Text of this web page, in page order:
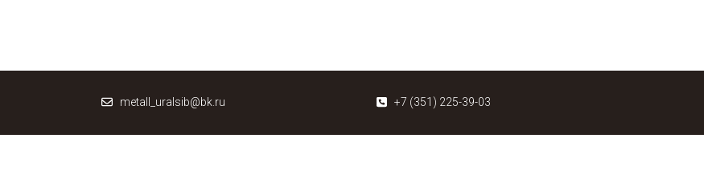
metall_uralsib@bk.ru +7 (351) 225-39-03